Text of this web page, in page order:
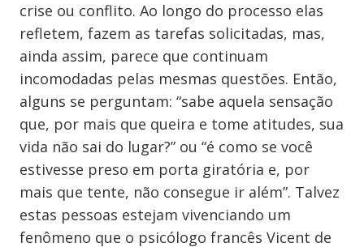
crise ou conflito. Ao longo do processo elas
refletem, fazem as tarefas solicitadas, mas,
ainda assim, parece que continuam
incomodadas pelas mesmas questões. Então,
alguns se perguntam: “sabe aquela sensação
que, por mais que queira e tome atitudes, sua
vida não sai do lugar?” ou “é como se você
estivesse preso em porta giratória e, por
mais que tente, não consegue ir além”. Talvez
estas pessoas estejam vivenciando um
fenômeno que o psicólogo francês Vicent de